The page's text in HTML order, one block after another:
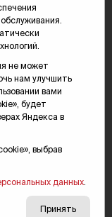
16+
не может
нам улучшить
вами
будет
Яндекса в
выбрав
данных
Принять